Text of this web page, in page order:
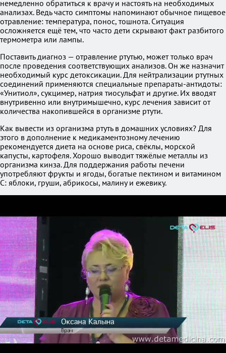
немедленно обратиться к врачу и настоять на необходимых
анализах. Ведь часто симптомы напоминают обычное пищевое
отравление: температура, понос, тошнота. Ситуация
осложняется ещё тем, что часто дети скрывают факт разбитого
термометра или лампы.
Поставить диагноз — отравление ртутью, может только врач
после проведения соответствующих анализов. Он же назначит
необходимый курс детоксикации. Для нейтрализации ртутных
соединений применяются специальные препараты-антидоты:
«Унитиол», сукцимер, натрия тиосульфат и другие. Их вводят
внутривенно или внутримышечно, курс лечения зависит от
количества накопившейся в организме ртути.
Как вывести из организма ртуть в домашних условиях? Для
этого в дополнение к медикаментозному лечению
рекомендуется диета на основе риса, свёклы, морской
капусты, картофеля. Хорошо выводит тяжёлые металлы из
организма кинза. Для поддержания работы печени
употребляют фрукты и ягоды, богатые пектином и витамином
C: яблоки, груши, абрикосы, малину и ежевику.